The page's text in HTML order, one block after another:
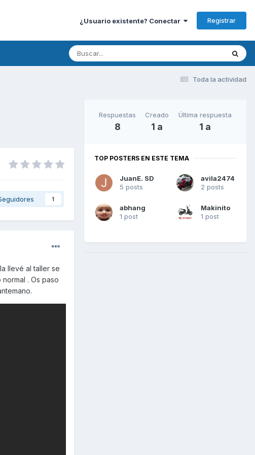
¿Usuario existente? Conectar Registrar
Toda la actividad
1
llevé al taller se
. Os paso
Respuestas
8
Creado
1 a
Última respuesta
1 a
TOP POSTERS EN ESTE TEMA
JuanE. SD
5 posts
avila2474
2 posts
abhang
1 post
Makinito
1 post